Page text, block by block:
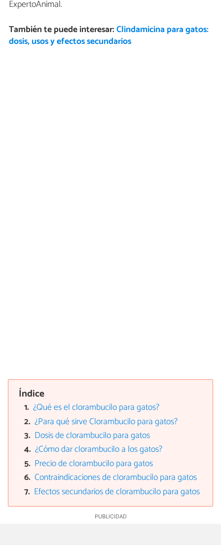
ExpertoAnimal.
También te puede interesar:Clindamicina para gatos:
dosis, usos y efectos secundarios
Índice
¿Qué es el clorambucilo para gatos?
¿Para qué sirve Clorambucilo para gatos?
Dosis de clorambucilo para gatos
¿Cómo dar clorambucilo a los gatos?
Precio de clorambucilo para gatos
Contraindicaciones de clorambucilo para gatos
Efectos secundarios de clorambucilo para gatos